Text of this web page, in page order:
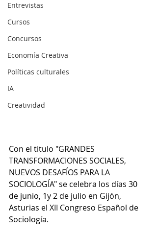
Entrevistas
Cursos
Concursos
Economía Creativa
Políticas culturales
IA
Creatividad
Con el titulo "GRANDES
TRANSFORMACIONES SOCIALES,
NUEVOS DESAFÍOS PARA LA
SOCIOLOGÍA" se celebra los días 30
de junio, 1y 2 de julio en Gijón,
Asturias el XII Congreso Español de
Sociología.